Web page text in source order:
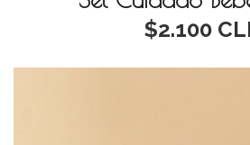
$2.100